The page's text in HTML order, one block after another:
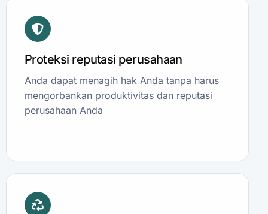
Proteksi reputasi perusahaan
Anda dapat menagih hak Anda tanpa harus
mengorbankan produktivitas dan reputasi
perusahaan Anda